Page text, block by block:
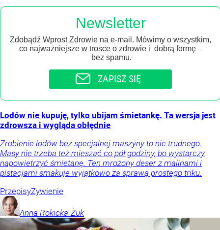
Newsletter
Zdobądź Wprost Zdrowie na e-mail. Mówimy o wszystkim,
co najważniejsze w trosce o zdrowie i dobrą formę –
bez spamu.
ZAPISZ SIĘ
Lodów nie kupuję, tylko ubijam śmietankę. Ta wersja jest
zdrowsza i wygląda obłędnie
Zrobienie lodów bez specjalnej maszyny to nic trudnego.
Masy nie trzeba też mieszać co pół godziny, bo wystarczy
napowietrzyć śmietanę. Ten mrożony deser z malinami i
pistacjami smakuje wyjątkowo za sprawą prostego triku.
PrzepisyŻywienie
Anna Rokicka-Żuk